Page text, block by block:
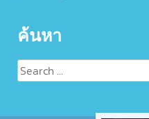
ค้นหา
Search
for: